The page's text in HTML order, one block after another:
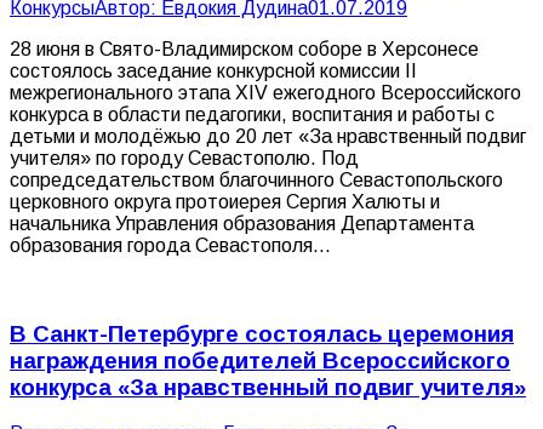
КонкурсыАвтор: Евдокия Дудина01.07.2019
28 июня в Свято-Владимирском соборе в Херсонесе
состоялось заседание конкурсной комиссии II
межрегионального этапа XIV ежегодного Всероссийского
конкурса в области педагогики, воспитания и работы с
детьми и молодёжью до 20 лет «За нравственный подвиг
учителя» по городу Севастополю. Под
сопредседательством благочинного Севастопольского
церковного округа протоиерея Сергия Халюты и
начальника Управления образования Департамента
образования города Севастополя…
В Санкт-Петербурге состоялась церемония
награждения победителей Всероссийского
конкурса «За нравственный подвиг учителя»